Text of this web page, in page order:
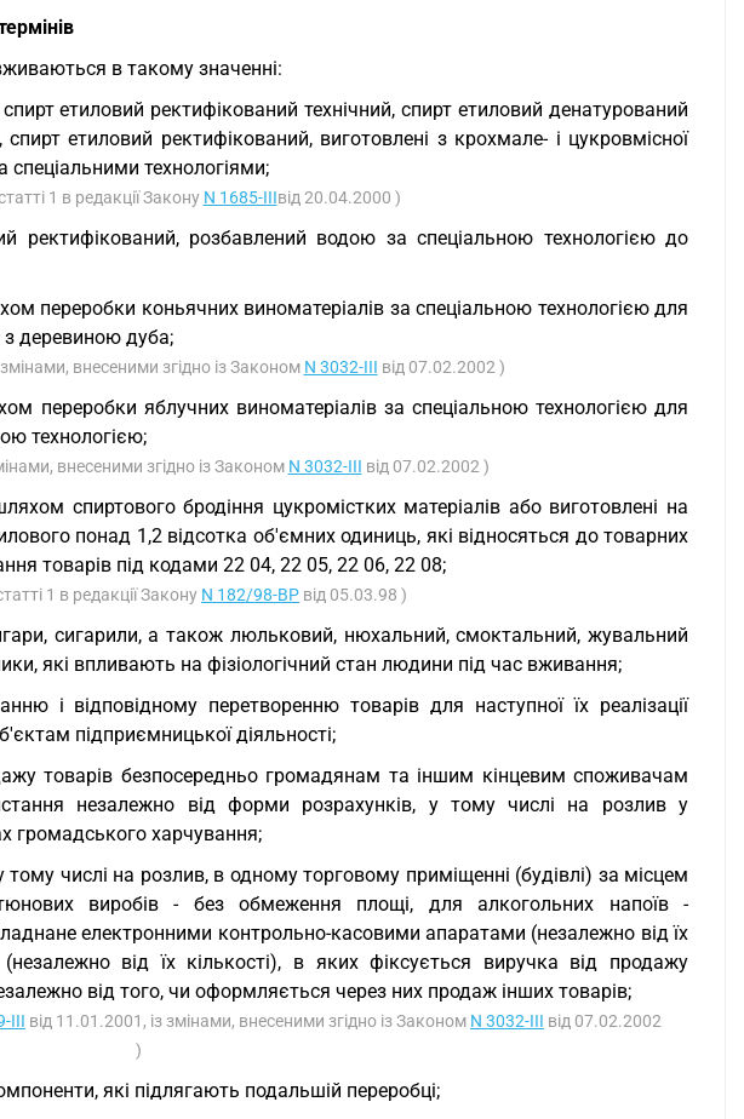
в такому значенні:
етиловий ректифікований технічний, спирт етиловий денатурований
спирт етиловий ректифікований, виготовлені з крохмале- і цукровмісної
технологіями;
1 в редакції Закону N 1685-IIIвід 20.04.2000 )
ректифікований, розбавлений водою за спеціальною технологією до
переробки коньячних виноматеріалів за спеціальною технологією для
з деревиною дуба;
внесеними згідно із Законом N 3032-III від 07.02.2002 )
переробки яблучних виноматеріалів за спеціальною технологією для
технологією;
внесеними згідно із Законом N 3032-III від 07.02.2002 )
спиртового бродіння цукромістких матеріалів або виготовлені на
понад 1,2 відсотка об'ємних одиниць, які відносяться до товарних
товарів під кодами 22 04, 22 05, 22 06, 22 08;
1 в редакції Закону N 182/98-ВР від 05.03.98 )
сигарили, а також люльковий, нюхальний, смоктальний, жувальний
які впливають на фізіологічний стан людини під час вживання;
і відповідному перетворенню товарів для наступної їх реалізації
підприємницької діяльності;
товарів безпосередньо громадянам та іншим кінцевим споживачам
незалежно від форми розрахунків, у тому числі на розлив у
громадського харчування;
у тому числі на розлив, в одному торговому приміщенні (будівлі) за місцем
виробів - без обмеження площі, для алкогольних напоїв -
електронними контрольно-касовими апаратами (незалежно від їх
від їх кількості), в яких фіксується виручка від продажу
від того, чи оформляється через них продаж інших товарів;
III від 11.01.2001, із змінами, внесеними згідно із Законом N 3032-III від 07.02.2002
)
які підлягають подальшій переробці;